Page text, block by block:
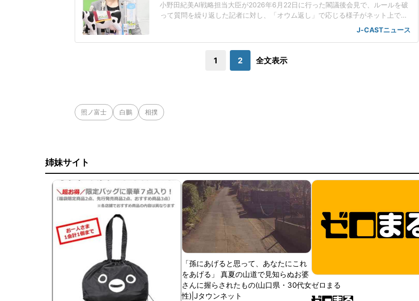
小野田紀美AI戦略担当大臣が2026年6月22日に行った閣議後会見で、ルールを破
って質問を繰り返した記者に対し、「オウム返し」で応じる様子がネット上で話
題となっている。人工知能基本計画の改定素案めぐり応酬小野田氏は会見で、人
工知能基本計画の改定素案を決定したことを報告した。話題を集めているのは、
日に公開した「新しいスパコ
J-CASTニュース
1 2 全文表示
照ノ富士 白鵬 相撲
姉妹サイト
「孫にあげると思って、あなたにこれ
をあげる」 真夏の山道で見知らぬお婆
さんに握らされたもの(山口県・30代女
性)|Jタウンネット
ゼロまる